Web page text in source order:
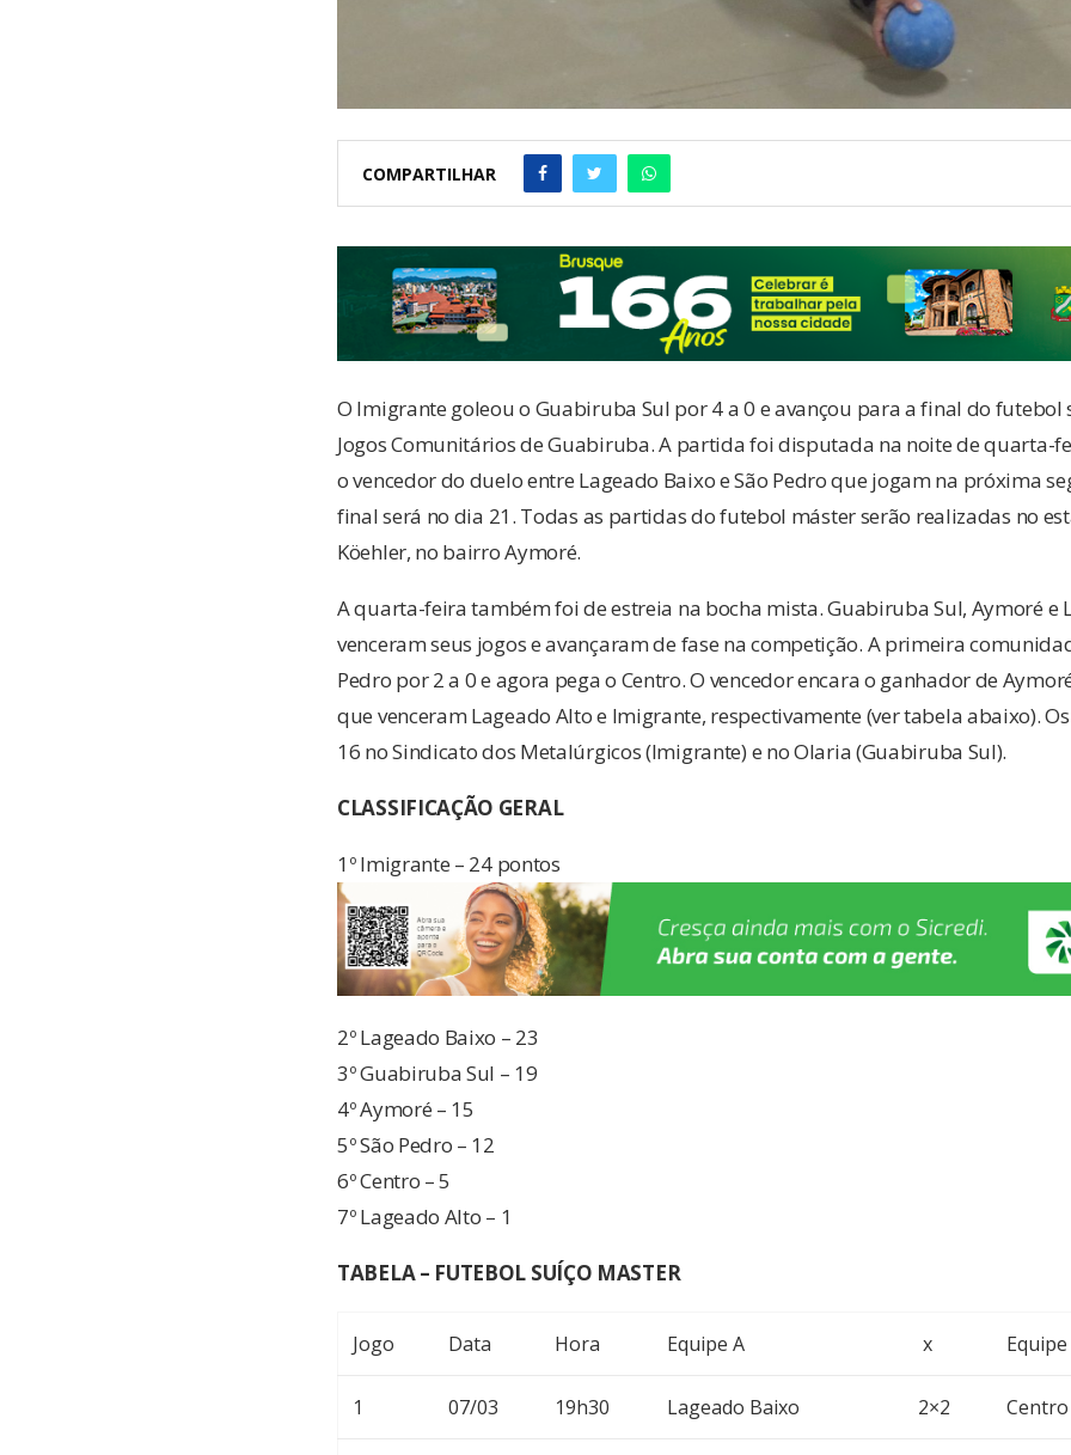
COMPARTILHAR
O Imigrante goleou o Guabiruba Sul por 4 a 0 e avançou para a final do futebol
Jogos Comunitários de Guabiruba. A partida foi disputada na noite de quarta-
o vencedor do duelo entre Lageado Baixo e São Pedro que jogam na próxima
final será no dia 21. Todas as partidas do futebol máster serão realizadas no
Köehler, no bairro Aymoré.
A quarta-feira também foi de estreia na bocha mista. Guabiruba Sul, Aymoré e
venceram seus jogos e avançaram de fase na competição. A primeira
Pedro por 2 a 0 e agora pega o Centro. O vencedor encara o ganhador de
que venceram Lageado Alto e Imigrante, respectivamente (ver tabela abaixo).
16 no Sindicato dos Metalúrgicos (Imigrante) e no Olaria (Guabiruba Sul).
CLASSIFICAÇÃO GERAL
1º Imigrante – 24 pontos
2º Lageado Baixo – 23
3º Guabiruba Sul – 19
4º Aymoré – 15
5º São Pedro – 12
6º Centro – 5
7º Lageado Alto – 1
TABELA – FUTEBOL SUÍÇO MASTER
Jogo Data Hora Equipe A x
1 07/03 19h30 Lageado Baixo 2×2 Centro